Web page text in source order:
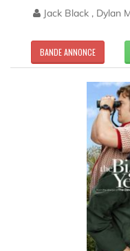
Jack Black , Dylan
BANDE ANNONCE